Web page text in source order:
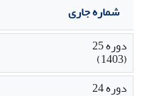
شماره جاری
دوره 25
(1403)
دوره 24